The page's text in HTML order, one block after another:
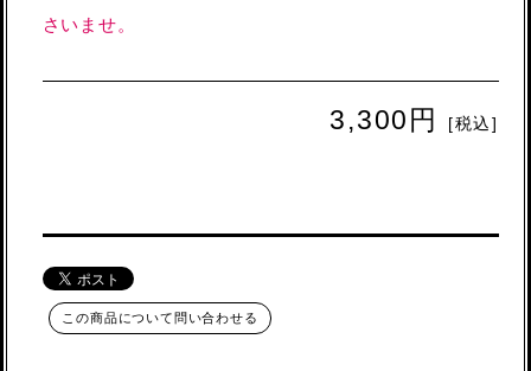
さいませ。
3,300円 [税込]
この商品について問い合わせる